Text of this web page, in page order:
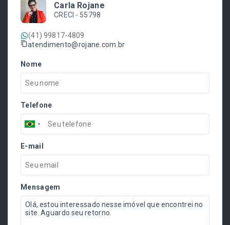
Carla Rojane
CRECI - 55798
(41) 99817-4809
atendimento@rojane.com.br
Nome
Telefone
E-mail
Mensagem